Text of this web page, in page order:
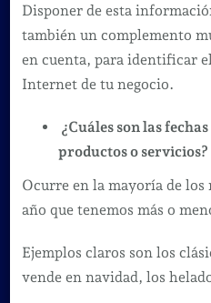
Disponer de esta
también un complemento
en cuenta, para identificar
Internet de tu negocio.
¿Cuáles son las
productos o servicios?
Ocurre en la mayoría de los
año que tenemos más o
Ejemplos claros son los
vende en navidad, los